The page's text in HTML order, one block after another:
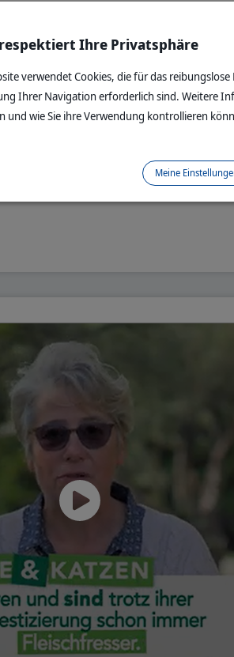
beginnt die Gesundheit von
mit der Ernährung.
Bestandteil unseres
für die Gesundheit unserer
ist unser wichtigster Partner.
Ihre Privatsphäre
verwendet Cookies, die für das
Ihrer Navigation erforderlich sind. Weitere
und wie Sie ihre Verwendung kontrollieren
Meine